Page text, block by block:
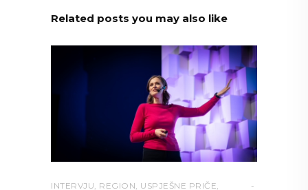
Related posts you may also like
INTERVJU REGION USPJEŠNE PRIČE